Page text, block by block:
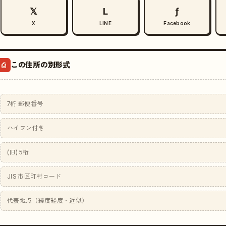
𝕏
X
L
LINE
ƒ
Facebook
⎙ この住所の別形式
7桁 郵便番号
ハイフン付き
(旧) 5桁
JIS 市区町村コード
代表地点（緯度経度・近似）